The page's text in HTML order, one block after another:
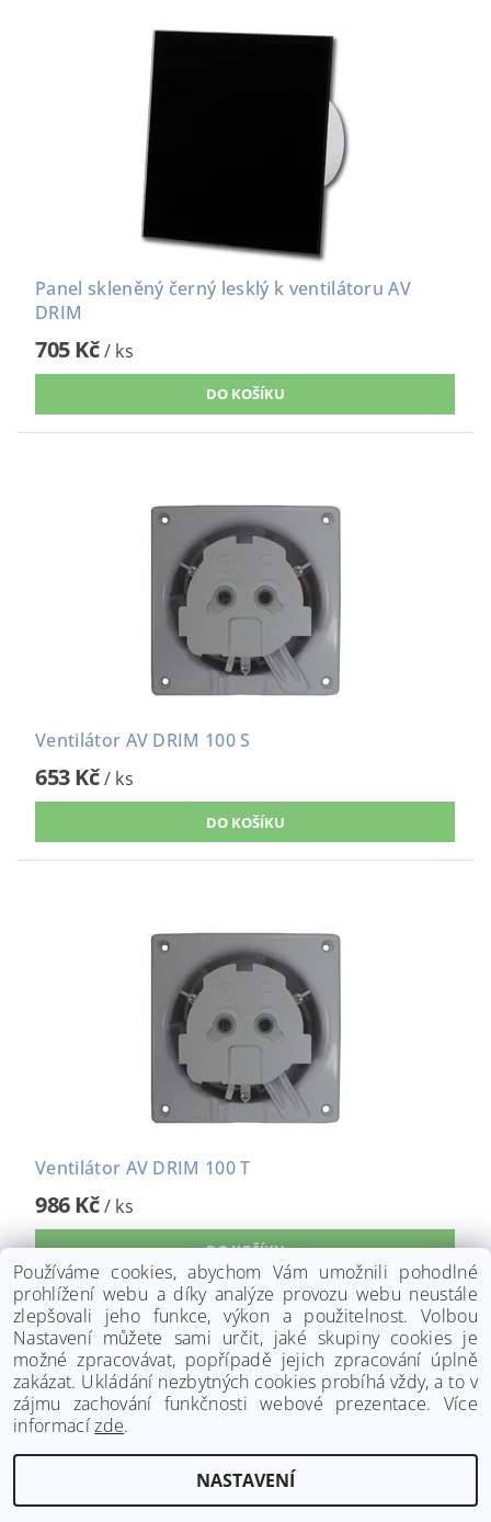
Panel skleněný černý lesklý k ventilátoru AV
DRIM
705 Kč/ ks
Ventilátor AV DRIM 100 S
653 Kč/ ks
Ventilátor AV DRIM 100 T
986 Kč/ ks
www.palmat.cz
2026 ©Palmat.cz, všechna práva vyhrazenaUpravit nastavení cookies
Používáme cookies, abychom Vám umožnili pohodlné
prohlížení webu a díky analýze provozu webu neustále
zlepšovali jeho funkce, výkon a použitelnost. Volbou
Nastavení můžete sami určit, jaké skupiny cookies je
možné zpracovávat, popřípadě jejich zpracování úplně
zakázat. Ukládání nezbytných cookies probíhá vždy, a to v
zájmu zachování funkčnosti webové prezentace. Více
informacízde.
NASTAVENÍ